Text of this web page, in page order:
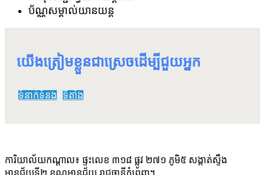
ប័ណ្ណសម្គាល់យានយន្ត
យើងត្រៀមខ្លួនជាស្រេចដើម្បីជួយអ្នក
ទំនាក់ទំនង ទីតាំង
ការិយាល័យកណ្តាល៖​​​ ផ្ទះលេខ ៣១៨ ផ្លូវ ២៧១ ភូមិ៥ សង្កាត់ស្ទឹង
មានជ័យទី២ ខណ្ឌមានជ័យ រាជធានីភ្នំពេញ។